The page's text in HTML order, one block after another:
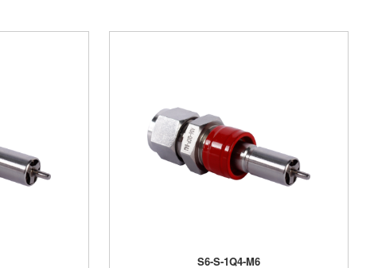
S6-S-1Q4-M6